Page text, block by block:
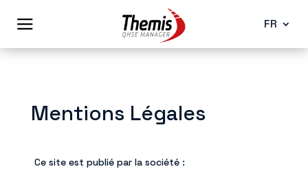
a FR
Mentions Légales
Ce site est publié par la société :